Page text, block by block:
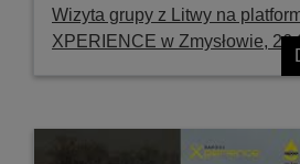
Wizyta grupy z Litwy na
XPERIENCE w Zmysłowie,